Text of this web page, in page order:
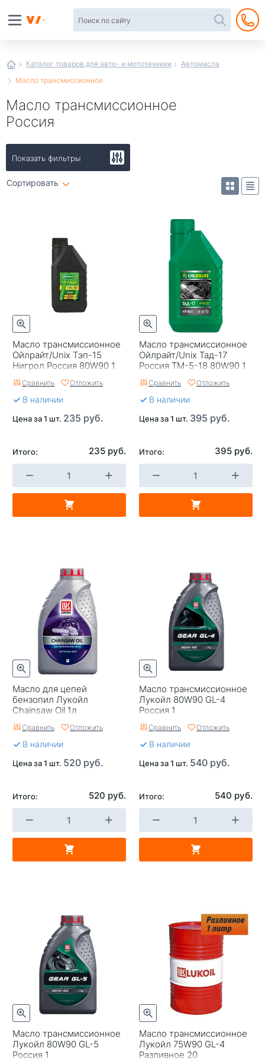
Каталог товаров для авто- и мототехники
Автомасла
Масло трансмиссионное
Масло трансмиссионное
Россия
Показать фильтры
Сортировать
Масло трансмиссионное
Ойлрайт/Unix Тэп-15
Нигрол Россия 80W90 1
Сравнить Отложить
В наличии
Цена за 1 шт. 235 руб.
Итого: 235 руб.
Масло трансмиссионное
Ойлрайт/Unix Тад-17
Россия ТМ-5-18 80W90 1
(2547)
Сравнить Отложить
В наличии
Цена за 1 шт. 395 руб.
Итого: 395 руб.
Масло для цепей
бензопил Лукойл
Chainsaw Oil 1л
Сравнить Отложить
В наличии
Цена за 1 шт. 520 руб.
Итого: 520 руб.
Масло трансмиссионное
Лукойл 80W90 GL-4
Россия 1
Сравнить Отложить
В наличии
Цена за 1 шт. 540 руб.
Итого: 540 руб.
Масло трансмиссионное
Лукойл 80W90 GL-5
Россия 1
Масло трансмиссионное
Лукойл 75W90 GL-4
Разливное 20
интернет-